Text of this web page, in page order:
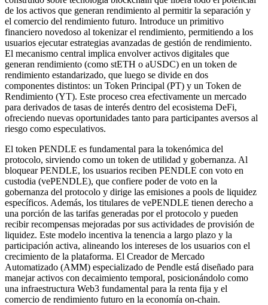
de los activos que generan rendimiento al permitir la separación y
el comercio del rendimiento futuro. Introduce un primitivo
financiero novedoso al tokenizar el rendimiento, permitiendo a los
usuarios ejecutar estrategias avanzadas de gestión de rendimiento.
El mecanismo central implica envolver activos digitales que
generan rendimiento (como stETH o aUSDC) en un token de
rendimiento estandarizado, que luego se divide en dos
componentes distintos: un Token Principal (PT) y un Token de
Rendimiento (YT). Este proceso crea efectivamente un mercado
para derivados de tasas de interés dentro del ecosistema DeFi,
ofreciendo nuevas oportunidades tanto para participantes aversos al
riesgo como especulativos.
El token PENDLE es fundamental para la tokenómica del
protocolo, sirviendo como un token de utilidad y gobernanza. Al
bloquear PENDLE, los usuarios reciben PENDLE con voto en
custodia (vePENDLE), que confiere poder de voto en la
gobernanza del protocolo y dirige las emisiones a pools de liquidez
específicos. Además, los titulares de vePENDLE tienen derecho a
una porción de las tarifas generadas por el protocolo y pueden
recibir recompensas mejoradas por sus actividades de provisión de
liquidez. Este modelo incentiva la tenencia a largo plazo y la
participación activa, alineando los intereses de los usuarios con el
crecimiento de la plataforma. El Creador de Mercado
Automatizado (AMM) especializado de Pendle está diseñado para
manejar activos con decaimiento temporal, posicionándolo como
una infraestructura Web3 fundamental para la renta fija y el
comercio de rendimiento futuro en la economía on-chain.